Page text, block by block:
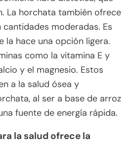
La horchata también ofrece
moderadas. Es
la hace una opción ligera.
como la vitamina E y
y el magnesio. Estos
a la salud ósea y
al ser a base de arroz
fuente de energía rápida.
la salud ofrece la